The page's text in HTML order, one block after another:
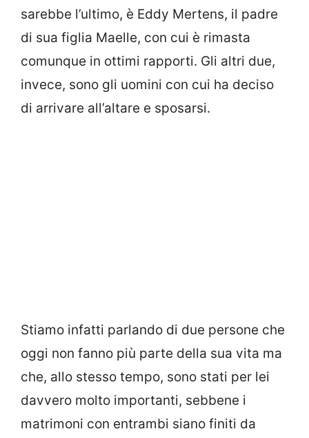
sarebbe l’ultimo, è Eddy Mertens, il padre
di sua figlia Maelle, con cui è rimasta
comunque in ottimi rapporti. Gli altri due,
invece, sono gli uomini con cui ha deciso
di arrivare all’altare e sposarsi.
Stiamo infatti parlando di due persone che
oggi non fanno più parte della sua vita ma
che, allo stesso tempo, sono stati per lei
davvero molto importanti, sebbene i
matrimoni con entrambi siano finiti da